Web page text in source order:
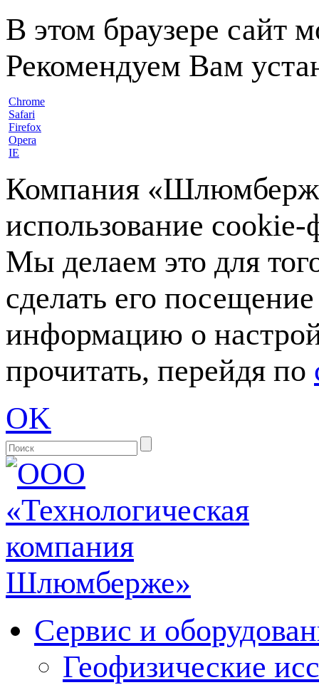
В этом браузере сайт
Рекомендуем Вам
Chrome
Safari
Firefox
Opera
IE
Компания
использование
Мы делаем это для
сделать его
информацию о
прочитать, перейдя по
OK
Сервис и
Геофизические